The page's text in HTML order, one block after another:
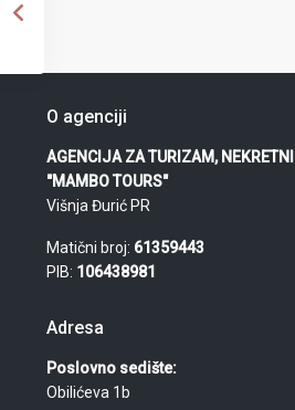
O agenciji
AGENCIJA ZA TURIZAM,
"MAMBO TOURS"
Višnja Đurić PR
Matični broj: 61359443
PIB: 106438981
Adresa
Poslovno sedište:
Obilićeva 1b